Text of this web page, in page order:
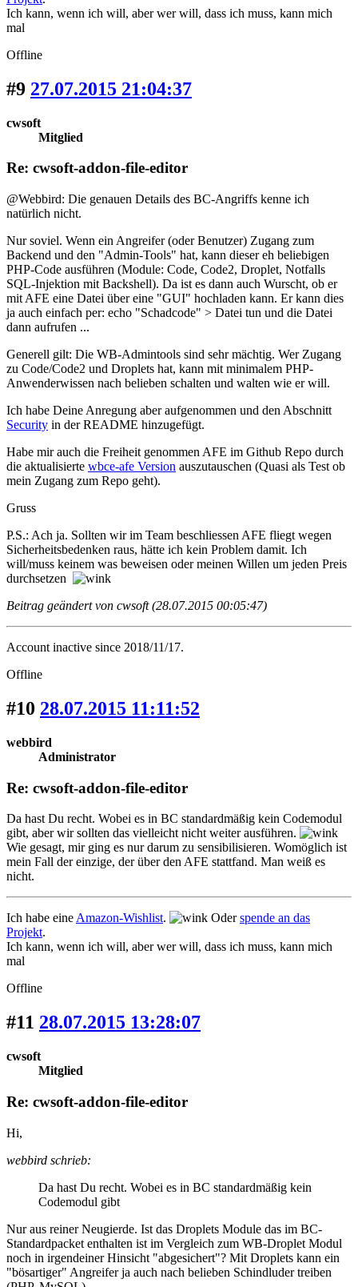
Ich kann, wenn ich will, aber wer will, dass ich muss, kann mich
mal
Offline
#9 27.07.2015 21:04:37
cwsoft
Mitglied
Re: cwsoft-addon-file-editor
@Webbird: Die genauen Details des BC-Angriffs kenne ich
natürlich nicht.
Nur soviel. Wenn ein Angreifer (oder Benutzer) Zugang zum
Backend und den "Admin-Tools" hat, kann dieser eh beliebigen
PHP-Code ausführen (Module: Code, Code2, Droplet, Notfalls
SQL-Injektion mit Backshell). Da ist es dann auch Wurscht, ob er
mit AFE eine Datei über eine "GUI" hochladen kann. Er kann dies
ja auch einfach per: echo "Schadcode" > Datei tun und die Datei
dann aufrufen ...
Generell gilt: Die WB-Admintools sind sehr mächtig. Wer Zugang
zu Code/Code2 und Droplets hat, kann mit minimalem PHP-
Anwenderwissen nach belieben schalten und walten wie er will.
Ich habe Deine Anregung aber aufgenommen und den Abschnitt
Security in der README hinzugefügt.
Habe mir auch die Freiheit genommen AFE im Github Repo durch
die aktualisierte wbce-afe Version auszutauschen (Quasi als Test ob
mein Zugang zum Repo geht).
Gruss
P.S.: Ach ja. Sollten wir im Team beschliessen AFE fliegt wegen
Sicherheitsbedenken raus, hätte ich kein Problem damit. Ich
will/muss keinem was beweisen oder meinen Willen um jeden Preis
durchsetzen
Beitrag geändert von cwsoft (28.07.2015 00:05:47)
Account inactive since 2018/11/17.
Offline
#10 28.07.2015 11:11:52
webbird
Administrator
Re: cwsoft-addon-file-editor
Da hast Du recht. Wobei es in BC standardmäßig kein Codemodul
gibt, aber wir sollten das vielleicht nicht weiter ausführen.
Wie gesagt, mir ging es nur darum zu sensibilisieren. Womöglich ist
mein Fall der einzige, der über den AFE stattfand. Man weiß es
nicht.
Ich habe eine Amazon-Wishlist. Oderspende an das
Projekt.
Ich kann, wenn ich will, aber wer will, dass ich muss, kann mich
mal
Offline
#11 28.07.2015 13:28:07
cwsoft
Mitglied
Re: cwsoft-addon-file-editor
Hi,
webbird schrieb:
Da hast Du recht. Wobei es in BC standardmäßig kein
Codemodul gibt
Nur aus reiner Neugierde. Ist das Droplets Module das im BC-
Standardpacket enthalten ist im Vergleich zum WB-Droplet Modul
noch in irgendeiner Hinsicht "abgesichert"? Mit Droplets kann ein
"bösartiger" Angreifer ja auch nach belieben Schindluder treiben